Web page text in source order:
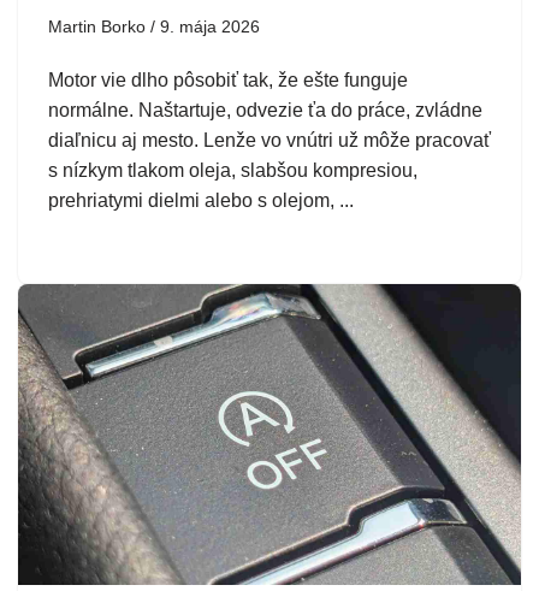
Martin Borko 9. mája 2026
Motor vie dlho pôsobiť tak, že ešte funguje
normálne. Naštartuje, odvezie ťa do práce, zvládne
diaľnicu aj mesto. Lenže vo vnútri už môže pracovať
s nízkym tlakom oleja, slabšou kompresiou,
prehriatymi dielmi alebo s olejom, ...